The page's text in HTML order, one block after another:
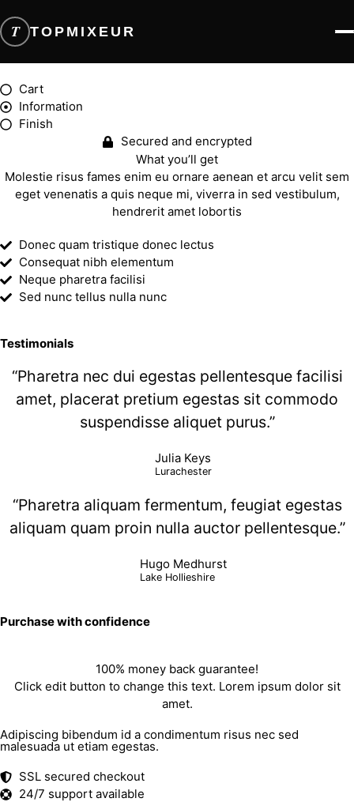
T TOPMIXEUR
Cart
Information
Finish
Secured and encrypted
What you’ll get
Molestie risus fames enim eu ornare aenean et arcu velit sem
eget venenatis a quis neque mi, viverra in sed vestibulum,
hendrerit amet lobortis
Donec quam tristique donec lectus
Consequat nibh elementum
Neque pharetra facilisi
Sed nunc tellus nulla nunc
Testimonials
“Pharetra nec dui egestas pellentesque facilisi
amet, placerat pretium egestas sit commodo
suspendisse aliquet purus.”
Julia Keys
Lurachester
“Pharetra aliquam fermentum, feugiat egestas
aliquam quam proin nulla auctor pellentesque.”
Hugo Medhurst
Lake Hollieshire
Purchase with confidence
100% money back guarantee!
Click edit button to change this text. Lorem ipsum dolor sit
amet.
Adipiscing bibendum id a condimentum risus nec sed
malesuada ut etiam egestas.
SSL secured checkout
24/7 support available